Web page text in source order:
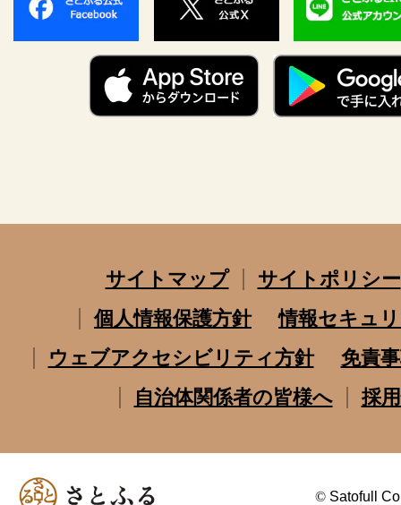
サイトマップ
サイトポリシー
個人情報保護方針
情報セキュ
ウェブアクセシビリティ方針
免責
自治体関係者の皆様へ
採
© Satofull